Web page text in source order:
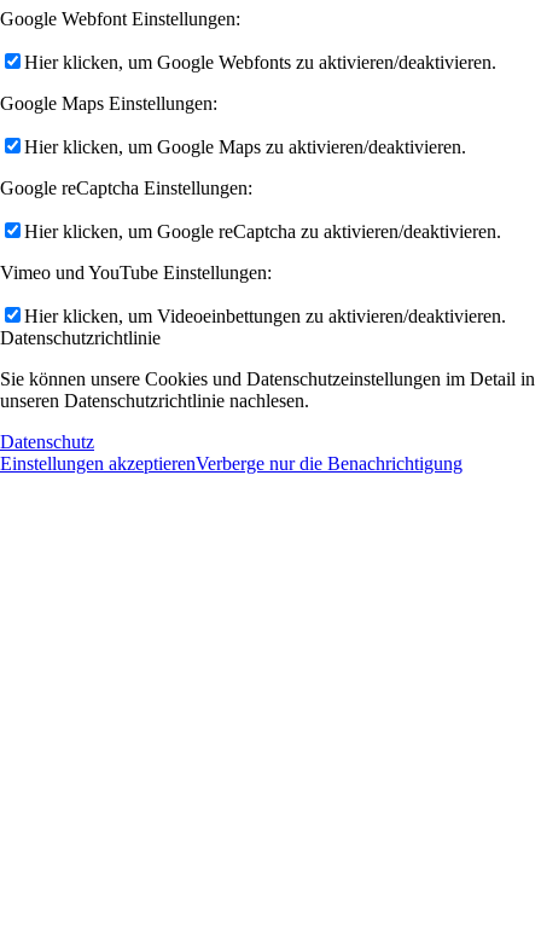
Google Webfont Einstellungen:
Hier klicken, um Google Webfonts zu aktivieren/deaktivieren.
Google Maps Einstellungen:
Hier klicken, um Google Maps zu aktivieren/deaktivieren.
Google reCaptcha Einstellungen:
Hier klicken, um Google reCaptcha zu aktivieren/deaktivieren.
Vimeo und YouTube Einstellungen:
Hier klicken, um Videoeinbettungen zu aktivieren/deaktivieren.
Datenschutzrichtlinie
Sie können unsere Cookies und Datenschutzeinstellungen im Detail in
unseren Datenschutzrichtlinie nachlesen.
Datenschutz
Einstellungen akzeptierenVerberge nur die Benachrichtigung